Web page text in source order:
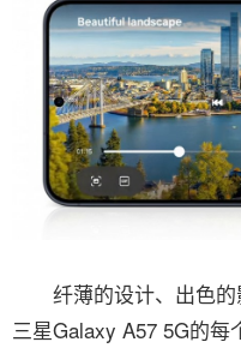
纤薄的设计、出色的
三星Galaxy A57 5G的